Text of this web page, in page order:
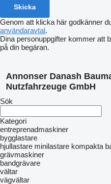
Genom att klicka här godkänner
användaravtal.
Dina personuppgifter kommer att
på din begäran.
Annonser Danash
Nutzfahrzeuge GmbH
Sök
Kategori
entreprenadmaskiner
bygglastare
hjullastare minilastare kompakta
grävmaskiner
bandgrävare
vältar
vägvältar